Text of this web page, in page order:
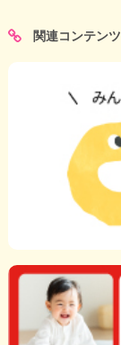
関連コンテンツ